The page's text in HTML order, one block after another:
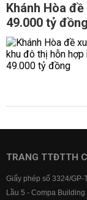
Khánh Hòa
49.000 tỷ đồng
TRANG TTĐTTH
Giấy phép số 3324/GP-
Lầu 5 - Compa